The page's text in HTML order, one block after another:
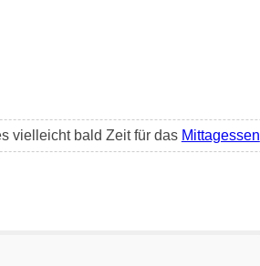
vielleicht bald Zeit für das Mittagessen